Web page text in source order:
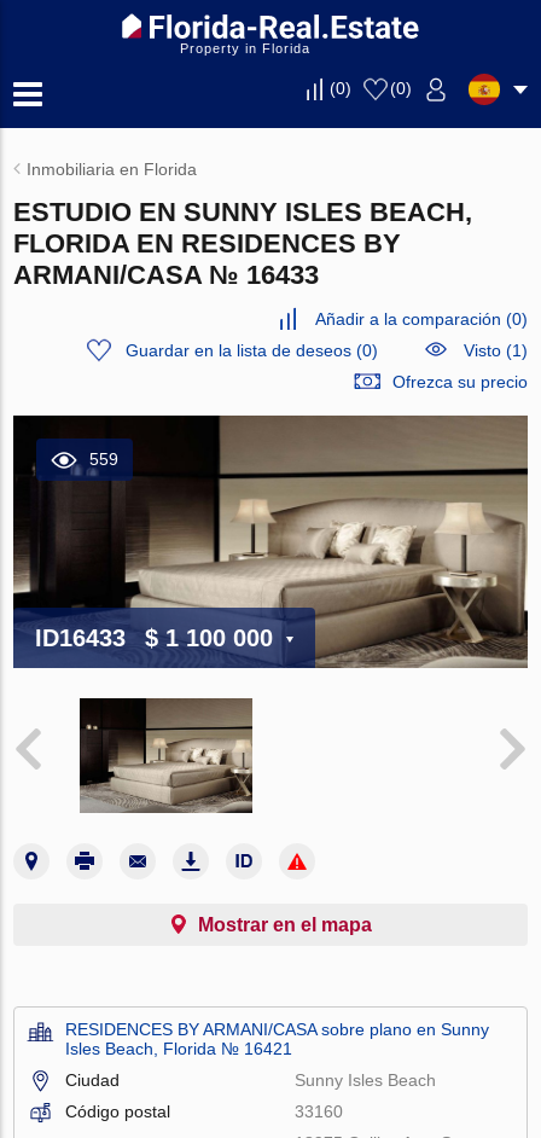
Property in Florida
(0) (0)
Inmobiliaria en Florida
ESTUDIO EN SUNNY ISLES BEACH,
FLORIDA EN RESIDENCES BY
ARMANI/CASA № 16433
Añadir a la comparación (0)
Guardar en la lista de deseos(0)
Visto (1)
Ofrezca su precio
559
ID16433 $ 1 100 000
Mostrar en el mapa
RESIDENCES BY ARMANI/CASA sobre plano en Sunny
Isles Beach, Florida № 16421
Ciudad
Sunny Isles Beach
Código postal
33160